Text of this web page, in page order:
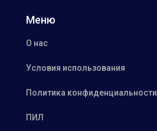
Меню
О нас
Условия использования
Политика конфиденциальности
ПИЛ